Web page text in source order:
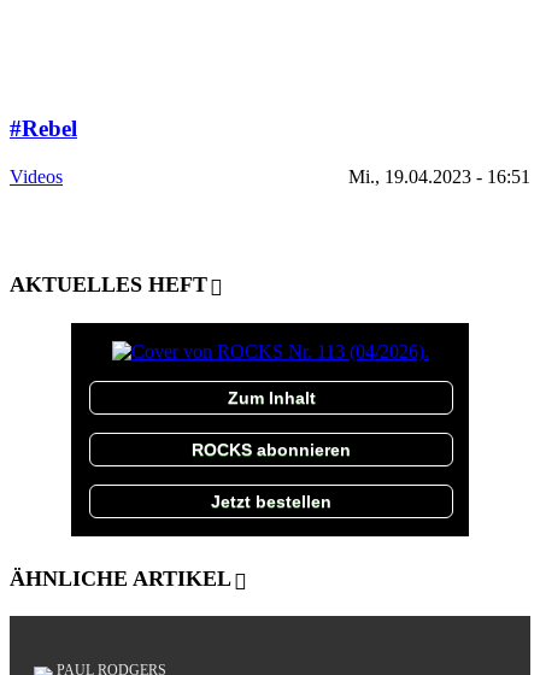
#Rebel
Videos Mi., 19.04.2023 - 16:51
AKTUELLES HEFT
Zum Inhalt
ROCKS abonnieren
Jetzt bestellen
ÄHNLICHE ARTIKEL
PAUL RODGERS